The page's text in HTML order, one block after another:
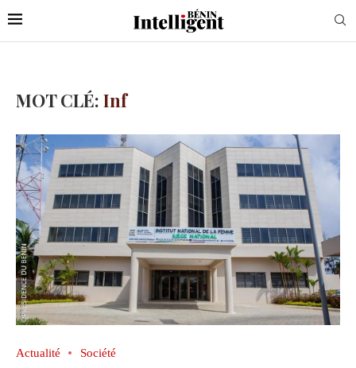
MOT CLÉ: Inf
Actualité Société